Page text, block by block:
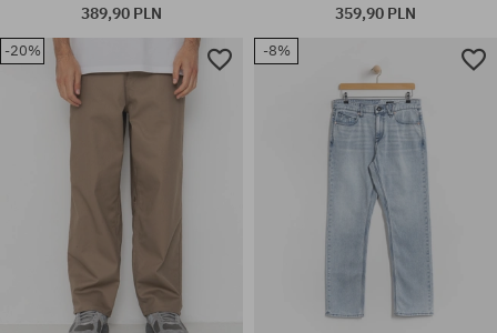
Dostępne rozmiary:
XS; S; M; L; XL
Dostępne rozmiary:
S; M; L; XL
389,90 PLN 359,90 PLN
-20% -8%